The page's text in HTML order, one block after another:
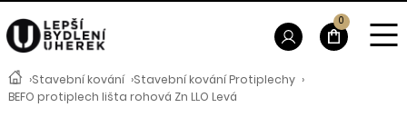
›Stavební kování ›Stavební kování Protiplechy ›
BEFO protiplech lišta rohová Zn LLO Levá
0